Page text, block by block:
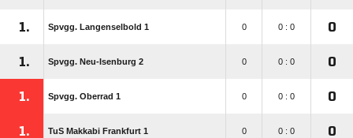
1. Spvgg. Langenselbold 1 0 0 : 0 0
1. Spvgg. Neu-Isenburg 2 0 0 : 0 0
1. Spvgg. Oberrad 1 0 0 : 0 0
1. TuS Makkabi Frankfurt 1 0 0 : 0 0